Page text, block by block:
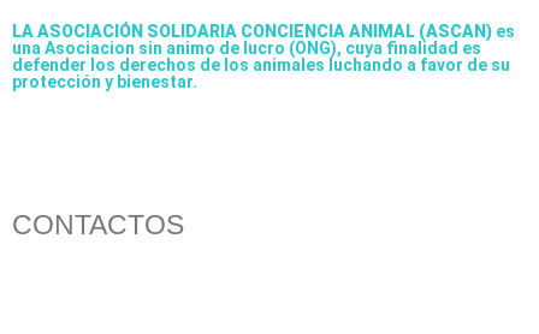
LA ASOCIACIÓN SOLIDARIA CONCIENCIA ANIMAL (ASCAN) es
una Asociacion sin animo de lucro (ONG), cuya finalidad es
defender los derechos de los animales luchando a favor de su
protección y bienestar.
CONTACTOS